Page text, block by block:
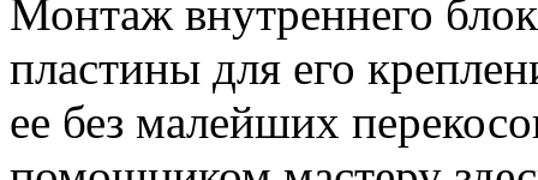
Монтаж внутреннего
пластины для его
ее без малейших